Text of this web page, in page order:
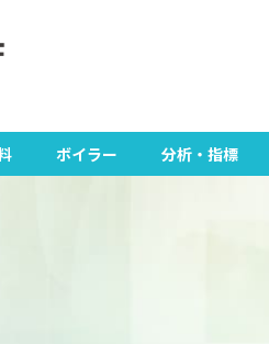
ボイラー 分析・指標